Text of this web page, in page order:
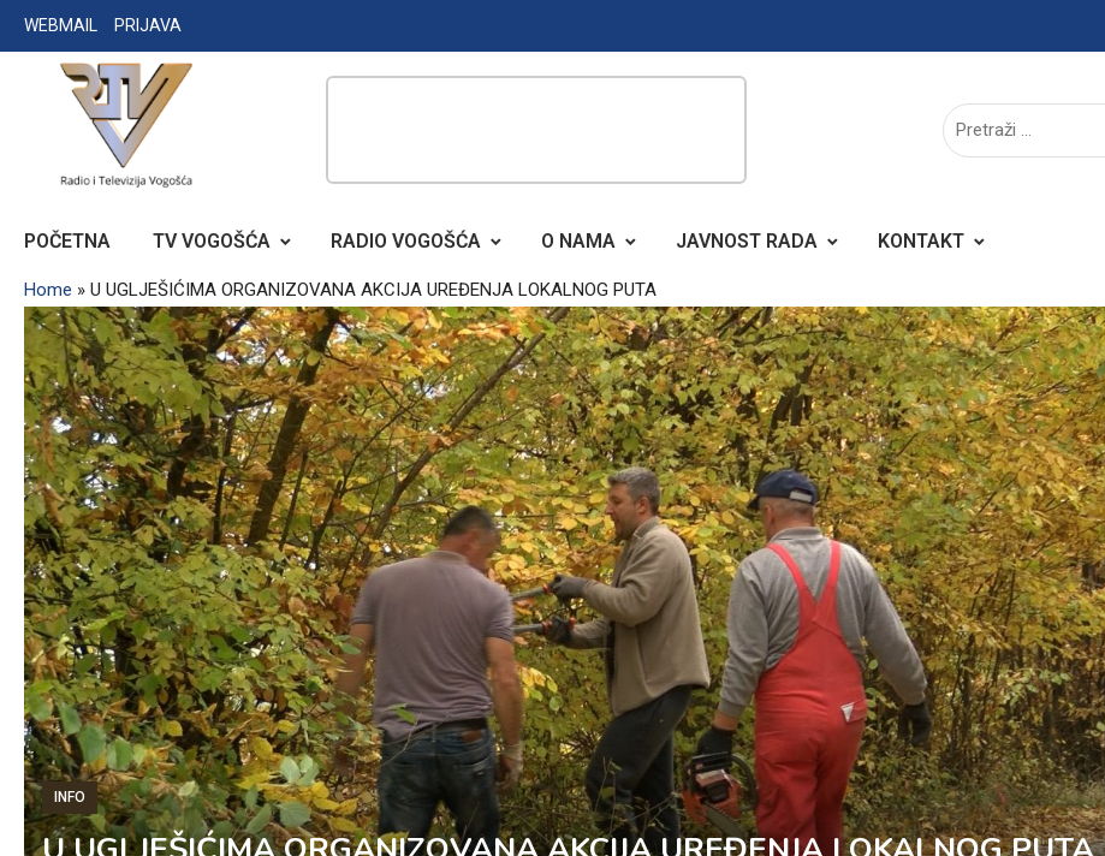
Skip
to
WEBMAIL PRIJAVA
RADIO TELEVIZIJA VOGOŠĆA
POČETNA TV VOGOŠĆA RADIO VOGOŠĆA O NAMA JAVNOST RADA KONTAKT
Home » U UGLJEŠIĆIMA ORGANIZOVANA AKCIJA UREĐENJA LOKALNOG PUTA
INFO